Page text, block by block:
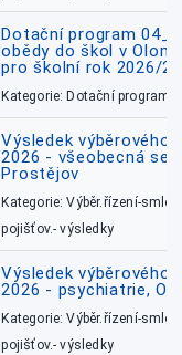
Dotační program
obědy do škol v
pro školní rok 2026/
Kategorie: Dotační
Výsledek výběrového
2026 - všeobecná
Prostějov
Kategorie: Výběr.řízení-
pojišťov.- výsledky
Výsledek výběrového
2026 - psychiatrie,
Kategorie: Výběr.řízení-
pojišťov.- výsledky